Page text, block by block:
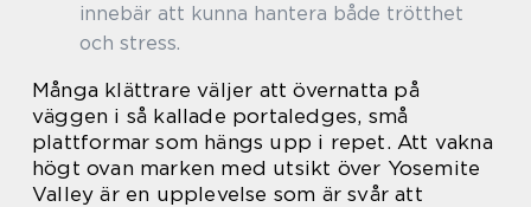
innebär att kunna hantera både trötthet
och stress.
Många klättrare väljer att övernatta på
väggen i så kallade portaledges, små
plattformar som hängs upp i repet. Att vakna
högt ovan marken med utsikt över Yosemite
Valley är en upplevelse som är svår att